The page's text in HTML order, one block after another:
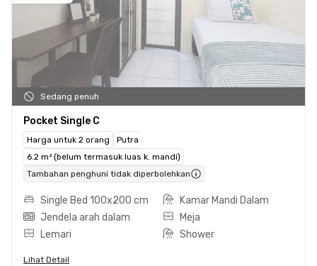
Sedang penuh
Pocket Single C
Harga untuk 2 orang
Putra
6.2 m² (belum termasuk luas k. mandi)
Tambahan penghuni tidak diperbolehkan
Single Bed 100x200 cm
Kamar Mandi Dalam
Jendela arah dalam
Meja
Lemari
Shower
Lihat Detail